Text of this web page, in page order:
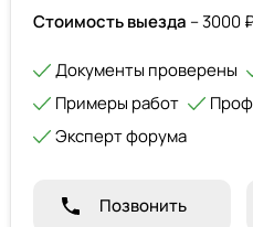
Стоимость выезда – 3000
Документы проверены
Примеры работ
Эксперт форума
Позвонить